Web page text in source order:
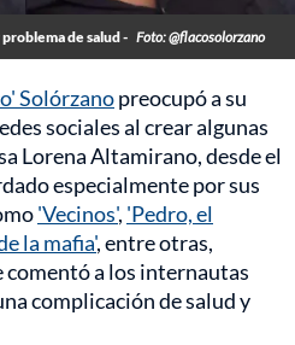
de salud - Foto: @flacosolorzano
Solórzanopreocupó a su
sociales al crear algunas
Lorena Altamirano, desde el
especialmente por sus
'Vecinos', 'Pedro, el
la mafia', entre otras,
comentó a los internautas
complicación de salud y